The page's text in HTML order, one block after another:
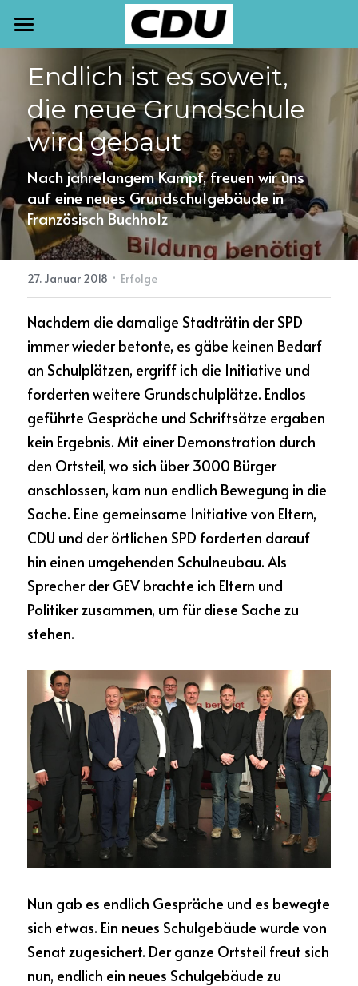
START
TERMINE
NEWSLETTER
AKTUELLES
PRESSE
MEINE ARBEIT
KONTAKT
Endlich ist es soweit,
die neue Grundschule
wird gebaut
Nach jahrelangem Kampf, freuen wir uns
auf eine neues Grundschulgebäude in
Französisch Buchholz
27. Januar 2018 · Erfolge
Nachdem die damalige Stadträtin der SPD
immer wieder betonte, es gäbe keinen Bedarf
an Schulplätzen, ergriff ich die Initiative und
forderten weitere Grundschulplätze. Endlos
geführte Gespräche und Schriftsätze ergaben
kein Ergebnis. Mit einer Demonstration durch
den Ortsteil, wo sich über 3000 Bürger
anschlossen, kam nun endlich Bewegung in die
Sache. Eine gemeinsame Initiative von Eltern,
CDU und der örtlichen SPD forderten darauf
hin einen umgehenden Schulneubau. Als
Sprecher der GEV brachte ich Eltern und
Politiker zusammen, um für diese Sache zu
stehen.
Nun gab es endlich Gespräche und es bewegte
sich etwas. Ein neues Schulgebäude wurde von
Senat zugesichert. Der ganze Ortsteil freut sich
nun, endlich ein neues Schulgebäude zu